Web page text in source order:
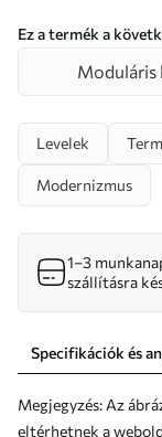
Ez a termék a
Moduláris
Levelek
Modernizmus
1–3
szállításra
Specifikációk és
Megjegyzés: Az
eltérhetnek a